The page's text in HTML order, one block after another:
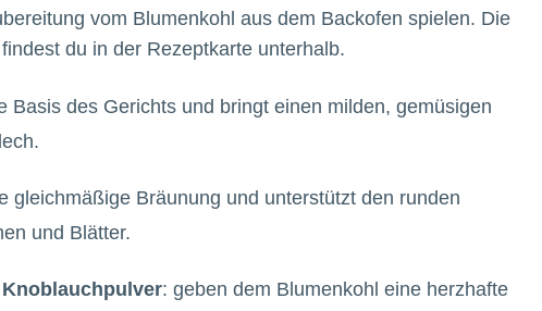
vom Blumenkohl aus dem Backofen spielen. Die
du in der Rezeptkarte unterhalb.
Basis des Gerichts und bringt einen milden, gemüsigen
gleichmäßige Bräunung und unterstützt den runden
und Blätter.
: geben dem Blumenkohl eine herzhafte